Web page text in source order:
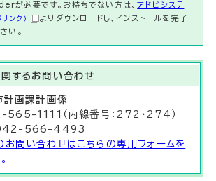
が必要です。お持ちでない方は、アドビシステ
リンク）
よりダウンロードし、インストールを完了
い。
する お問い合わせ
計画課計画係
565-1111（内線番号：272・274）
042-566-4493
お問い合わせはこちらの専用フォームを